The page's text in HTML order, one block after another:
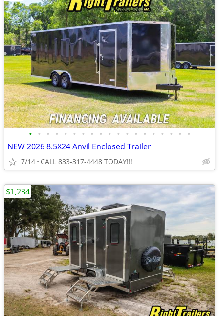
• • • • • • • • • • • • • • • • • • •
NEW 2026 8.5X24 Anvil Enclosed Trailer
7/14 CALL 833-317-4448 TODAY!!!
$1,234